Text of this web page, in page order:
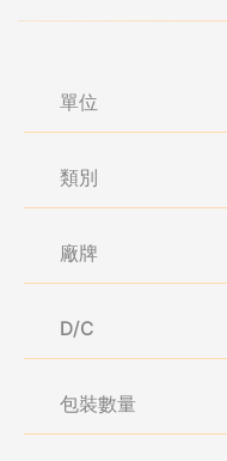
單位
類別
廠牌
D/C
包裝數量